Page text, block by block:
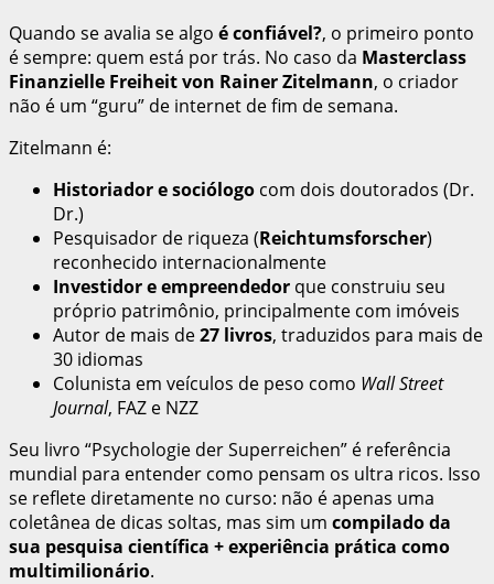
Quando se avalia se algo é confiável?, o primeiro ponto
é sempre: quem está por trás. No caso da Masterclass
Finanzielle Freiheit von Rainer Zitelmann, o criador
não é um “guru” de internet de fim de semana.
Zitelmann é:
Historiador e sociólogo com dois doutorados (Dr.
Dr.)
Pesquisador de riqueza (Reichtumsforscher)
reconhecido internacionalmente
Investidor e empreendedor que construiu seu
próprio patrimônio, principalmente com imóveis
Autor de mais de27 livros, traduzidos para mais de
30 idiomas
Colunista em veículos de peso como Wall Street
Journal, FAZ e NZZ
Seu livro “Psychologie der Superreichen” é referência
mundial para entender como pensam os ultra ricos. Isso
se reflete diretamente no curso: não é apenas uma
coletânea de dicas soltas, mas sim um compilado da
sua pesquisa científica + experiência prática como
multimilionário.